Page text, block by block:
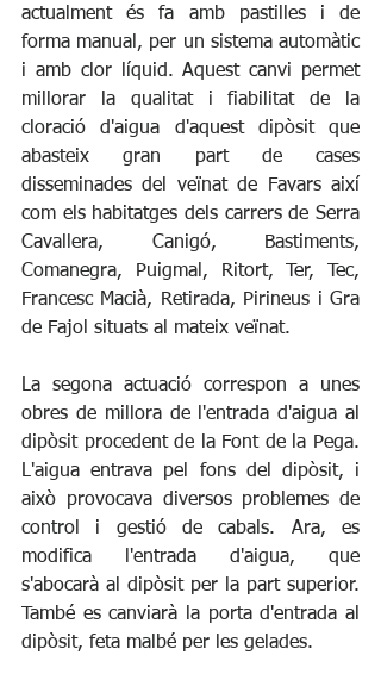
actualment és fa amb pastilles i de
forma manual, per un sistema automàtic
i amb clor líquid. Aquest canvi permet
millorar la qualitat i fiabilitat de la
cloració d'aigua d'aquest dipòsit que
abasteix gran part de cases
disseminades del veïnat de Favars així
com els habitatges dels carrers de Serra
Cavallera, Canigó, Bastiments,
Comanegra, Puigmal, Ritort, Ter, Tec,
Francesc Macià, Retirada, Pirineus i Gra
de Fajol situats al mateix veïnat.
La segona actuació correspon a unes
obres de millora de l'entrada d'aigua al
dipòsit procedent de la Font de la Pega.
L'aigua entrava pel fons del dipòsit, i
això provocava diversos problemes de
control i gestió de cabals. Ara, es
modifica l'entrada d'aigua, que
s'abocarà al dipòsit per la part superior.
També es canviarà la porta d'entrada al
dipòsit, feta malbé per les gelades.